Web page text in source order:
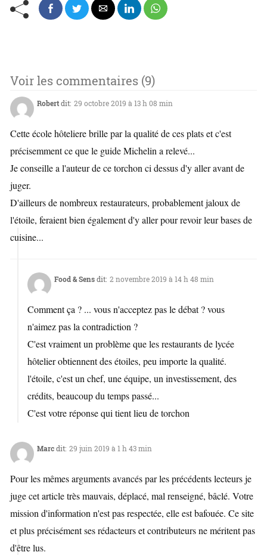
Voir les commentaires (9)
Robertdit: 29 octobre 2019 à 13 h 08 min
Cette école hôteliere brille par la qualité de ces plats et c'est
précisemment ce que le guide Michelin a relevé...
Je conseille a l'auteur de ce torchon ci dessus d'y aller avant de
juger.
D'ailleurs de nombreux restaurateurs, probablement jaloux de
l'étoile, feraient bien également d'y aller pour revoir leur bases de
cuisine...
Food & Sens dit: 2 novembre 2019 à 14 h 48 min
Comment ça ? ... vous n'acceptez pas le débat ? vous
n'aimez pas la contradiction ?
C'est vraiment un problème que les restaurants de lycée
hôtelier obtiennent des étoiles, peu importe la qualité.
l'étoile, c'est un chef, une équipe, un investissement, des
crédits, beaucoup du temps passé...
C'est votre réponse qui tient lieu de torchon
Marcdit: 29 juin 2019 à 1 h 43 min
Pour les mêmes arguments avancés par les précédents lecteurs je
juge cet article très mauvais, déplacé, mal renseigné, bâclé. Votre
mission d'information n'est pas respectée, elle est bafouée. Ce site
et plus précisément ses rédacteurs et contributeurs ne méritent pas
d'être lus.